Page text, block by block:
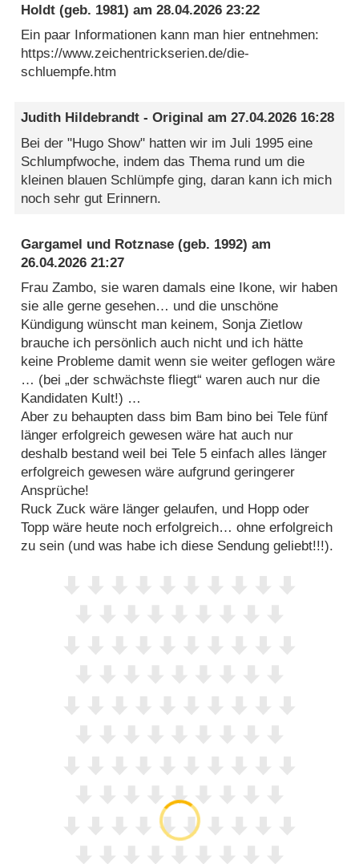
Holdt (geb. 1981) am28.04.2026 23:22
Ein paar Informationen kann man hier entnehmen:
https://www.zeichentrickserien.de/die-
schluempfe.htm
Judith Hildebrandt - Original am27.04.2026 16:28
Bei der "Hugo Show" hatten wir im Juli 1995 eine
Schlumpfwoche, indem das Thema rund um die
kleinen blauen Schlümpfe ging, daran kann ich mich
noch sehr gut Erinnern.
Gargamel und Rotznase (geb. 1992) am
26.04.2026 21:27
Frau Zambo, sie waren damals eine Ikone, wir haben
sie alle gerne gesehen… und die unschöne
Kündigung wünscht man keinem, Sonja Zietlow
brauche ich persönlich auch nicht und ich hätte
keine Probleme damit wenn sie weiter geflogen wäre
… (bei „der schwächste fliegt“ waren auch nur die
Kandidaten Kult!) …
Aber zu behaupten dass bim Bam bino bei Tele fünf
länger erfolgreich gewesen wäre hat auch nur
deshalb bestand weil bei Tele 5 einfach alles länger
erfolgreich gewesen wäre aufgrund geringerer
Ansprüche!
Ruck Zuck wäre länger gelaufen, und Hopp oder
Topp wäre heute noch erfolgreich… ohne erfolgreich
zu sein (und was habe ich diese Sendung geliebt!!!).